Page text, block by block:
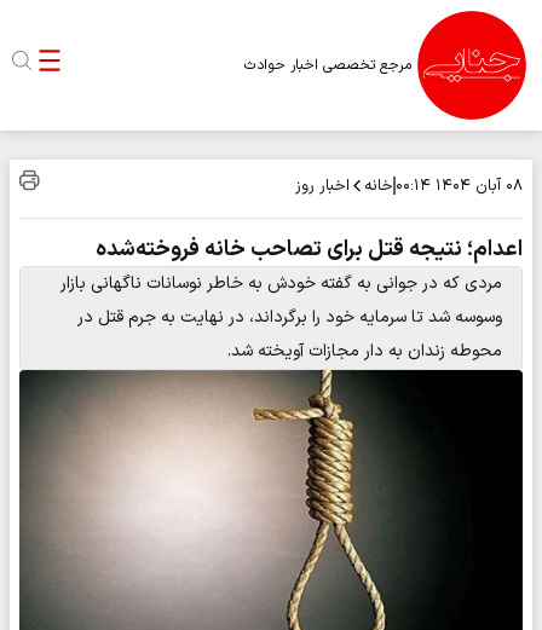
مرجع تخصصی اخبار حوادث
۰۸ آبان ۱۴۰۴ ۰۰:۱۴ خانه اخبار روز
اعدام؛ نتیجه قتل برای تصاحب خانه فروخته‌شده
مردی که در جوانی به گفته خودش به خاطر نوسانات ناگهانی بازار
وسوسه شد تا سرمایه خود را برگرداند، در نهایت به جرم قتل در
محوطه زندان به دار مجازات آویخته شد.